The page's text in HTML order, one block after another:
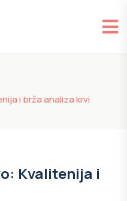
i brža analiza krvi
Kvalitenija i